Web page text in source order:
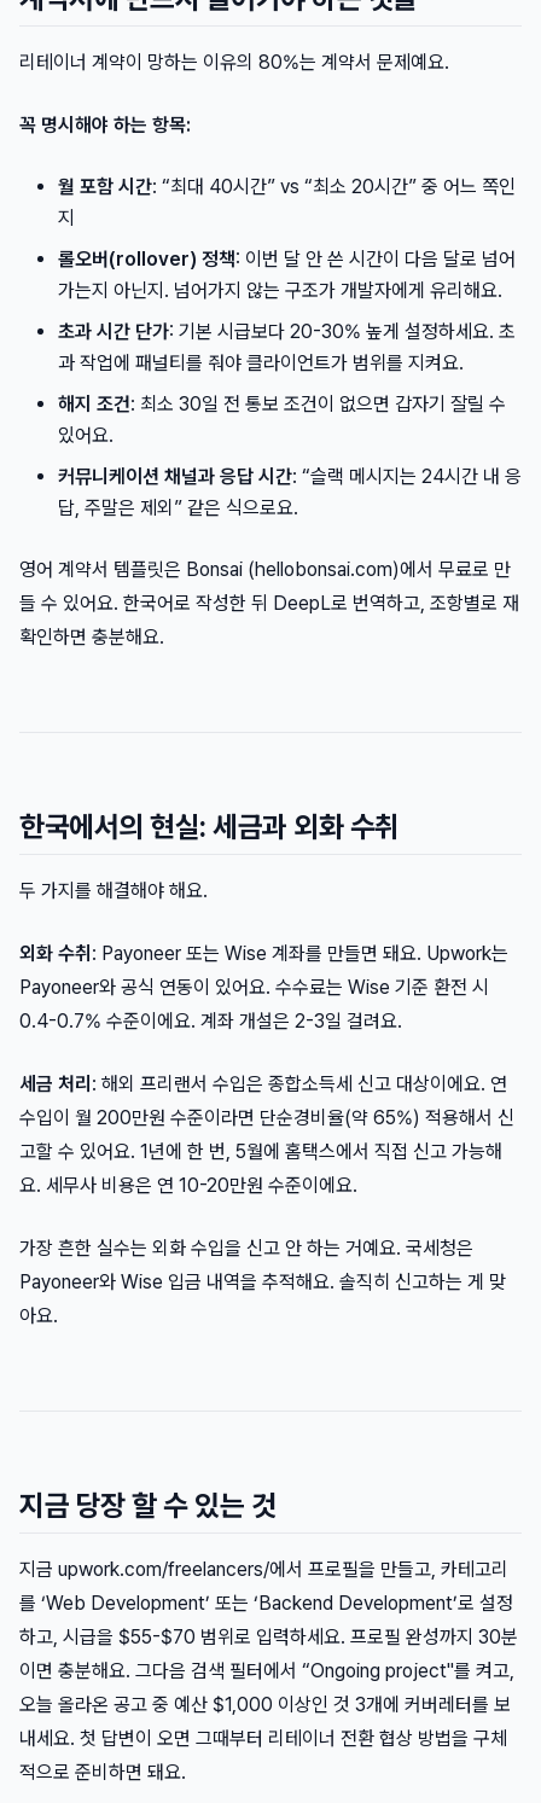
리테이너 계약이 망하는 이유의 80%는 계약서 문제예요.
꼭 명시해야 하는 항목:
월 포함 시간: “최대 40시간” vs “최소 20시간” 중 어느 쪽인
지
롤오버(rollover) 정책: 이번 달 안 쓴 시간이 다음 달로 넘어
가는지 아닌지. 넘어가지 않는 구조가 개발자에게 유리해요.
초과 시간 단가: 기본 시급보다 20-30% 높게 설정하세요. 초
과 작업에 패널티를 줘야 클라이언트가 범위를 지켜요.
해지 조건: 최소 30일 전 통보 조건이 없으면 갑자기 잘릴 수
있어요.
커뮤니케이션 채널과 응답 시간: “슬랙 메시지는 24시간 내 응
답, 주말은 제외” 같은 식으로요.
영어 계약서 템플릿은 Bonsai (hellobonsai.com)에서 무료로 만
들 수 있어요. 한국어로 작성한 뒤 DeepL로 번역하고, 조항별로 재
확인하면 충분해요.
한국에서의 현실: 세금과 외화 수취
두 가지를 해결해야 해요.
외화 수취 : Payoneer 또는 Wise 계좌를 만들면 돼요. Upwork는
Payoneer와 공식 연동이 있어요. 수수료는 Wise 기준 환전 시
0.4-0.7% 수준이에요. 계좌 개설은 2-3일 걸려요.
세금 처리 : 해외 프리랜서 수입은 종합소득세 신고 대상이에요. 연
수입이 월 200만원 수준이라면 단순경비율(약 65%) 적용해서 신
고할 수 있어요. 1년에 한 번, 5월에 홈택스에서 직접 신고 가능해
요. 세무사 비용은 연 10-20만원 수준이에요.
가장 흔한 실수는 외화 수입을 신고 안 하는 거예요. 국세청은
Payoneer와 Wise 입금 내역을 추적해요. 솔직히 신고하는 게 맞
아요.
지금 당장 할 수 있는 것
지금 upwork.com/freelancers/에서 프로필을 만들고, 카테고리
를 ‘Web Development’ 또는 ‘Backend Development’로 설정
하고, 시급을 $55-$70 범위로 입력하세요. 프로필 완성까지 30분
이면 충분해요. 그다음 검색 필터에서 “Ongoing project"를 켜고,
오늘 올라온 공고 중 예산 $1,000 이상인 것 3개에 커버레터를 보
내세요. 첫 답변이 오면 그때부터 리테이너 전환 협상 방법을 구체
적으로 준비하면 돼요.